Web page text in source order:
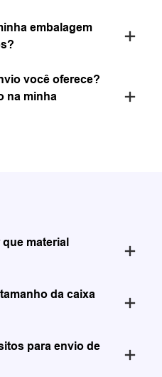
embalagem
você oferece?
na minha
material
da caixa
para envio de